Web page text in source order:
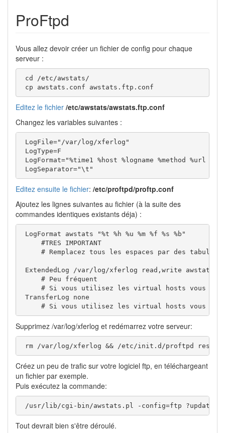
ProFtpd
Vous allez devoir créer un fichier de config pour chaque
serveur :
cd /etc/awstats/
cp awstats.conf awstats.ftp.conf
Editez le fichier /etc/awstats/awstats.ftp.conf
Changez les variables suivantes :
LogFile="/var/log/xferlog"
LogType=F
LogFormat="%time1 %host %logname %method %url
LogSeparator="\t"
Editez ensuite le fichier: /etc/proftpd/proftp.conf
Ajoutez les lignes suivantes au fichier (à la suite des
commandes identiques existants déja) :
LogFormat awstats "%t %h %u %m %f %s %b"
     #TRES IMPORTANT
# Remplacez tous les espaces par des
ExtendedLog /var/log/xferlog read,write
     # Peu fréquent
# Si vous utilisez les virtual hosts vous
TransferLog none
# Si vous utilisez les virtual hosts vous
Supprimez /var/log/xferlog et redémarrez votre serveur:
rm /var/log/xferlog && /etc/init.d/proftpd
Créez un peu de trafic sur votre logiciel ftp, en téléchargeant
un fichier par exemple.
Puis exécutez la commande:
/usr/lib/cgi-bin/awstats.pl -config=ftp ?update
Tout devrait bien s'être déroulé.